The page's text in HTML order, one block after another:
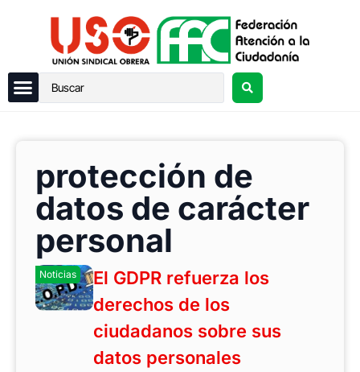
protección de
datos de carácter
personal
Noticias
El GDPR refuerza los
derechos de los
ciudadanos sobre sus
datos personales